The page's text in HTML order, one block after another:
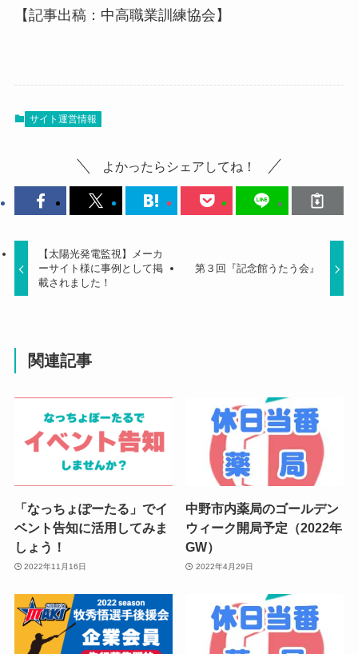
【記事出稿：中高職業訓練協会】
サイト運営情報
よかったらシェアしてね！
【太陽光発電監視】メーカ
ーサイト様に事例として掲
載されました！
第３回『記念館うたう会』
関連記事
「なっちょぽーたる」でイ
ベント告知に活用してみま
しょう！
2022年11月16日
中野市内薬局のゴールデン
ウィーク開局予定（2022年
GW）
2022年4月29日